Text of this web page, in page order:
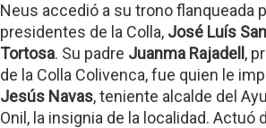
Neus accedió a su trono flanqueada
presidentes de la Colla, José Luís
Tortosa. Su padre Juanma Rajadell ,
de la Colla Colivenca, fue quien le
Jesús Navas, teniente alcalde del
Onil, la insignia de la localidad. Actuó